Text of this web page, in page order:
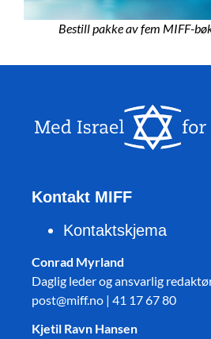
Bestill pakke av fem MIFF-
Kontakt MIFF
Kontaktskjema
Conrad Myrland
Daglig leder og ansvarlig
post@miff.no | 41 17 67 80
Kjetil Ravn Hansen